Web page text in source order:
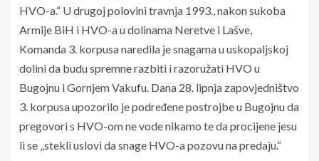
HVO-a.“ U drugoj polovini travnja 1993., nakon sukoba
Armije BiH i HVO-a u dolinama Neretve i Lašve,
Komanda 3. korpusa naredila je snagama u uskopaljskoj
dolini da budu spremne razbiti i razoružati HVO u
Bugojnu i Gornjem Vakufu. Dana 28. lipnja zapovjedništvo
3. korpusa upozorilo je podređene postrojbe u Bugojnu da
pregovori s HVO-om ne vode nikamo te da procijene jesu
li se „stekli uslovi da snage HVO-a pozovu na predaju.“